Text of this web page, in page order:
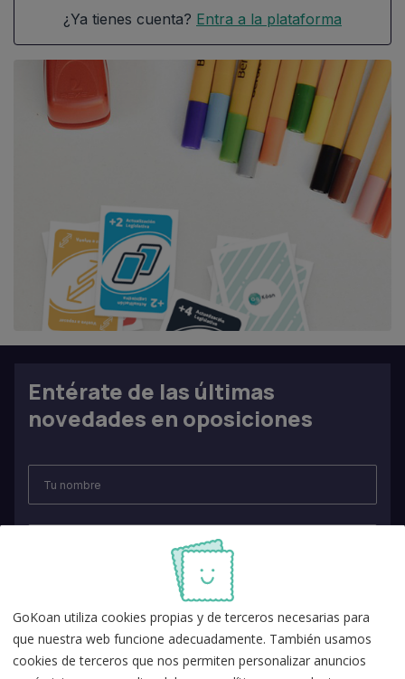
¿Ya tienes cuenta? Entra a la plataforma
Entérate de las últimas
novedades en oposiciones
GoKoan utiliza cookies propias y de terceros necesarias para
que nuestra web funcione adecuadamente. También usamos
cookies de terceros que nos permiten personalizar anuncios